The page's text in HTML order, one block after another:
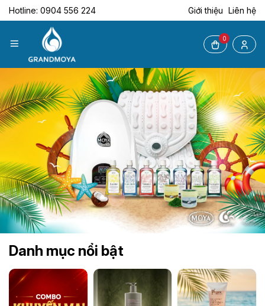
Hotline: 0904 556 224 Giới thiệu Liên hệ
0
Danh mục nổi bật